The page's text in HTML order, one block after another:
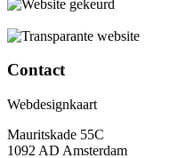
Contact
Webdesignkaart
Mauritskade 55C
1092 AD Amsterdam